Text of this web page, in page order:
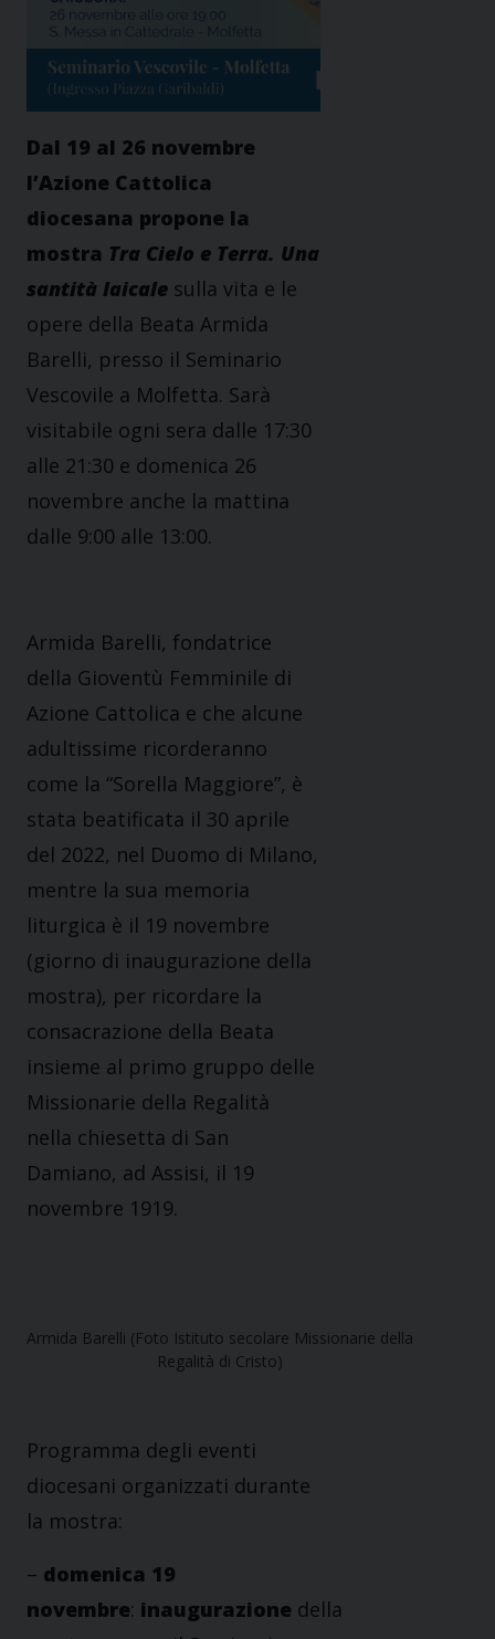
Dal 19 al 26 novembre
l’Azione Cattolica
diocesana propone la
mostra Tra Cielo e Terra. Una
santità laicale sulla vita e le
opere della Beata Armida
Barelli, presso il Seminario
Vescovile a Molfetta. Sarà
visitabile ogni sera dalle 17:30
alle 21:30 e domenica 26
novembre anche la mattina
dalle 9:00 alle 13:00.
Armida Barelli, fondatrice
della Gioventù Femminile di
Azione Cattolica e che alcune
adultissime ricorderanno
come la “Sorella Maggiore”, è
stata beatificata il 30 aprile
del 2022, nel Duomo di Milano,
mentre la sua memoria
liturgica è il 19 novembre
(giorno di inaugurazione della
mostra), per ricordare la
consacrazione della Beata
insieme al primo gruppo delle
Missionarie della Regalità
nella chiesetta di San
Damiano, ad Assisi, il 19
novembre 1919.
Armida Barelli (Foto Istituto secolare Missionarie della
Regalità di Cristo)
Programma degli eventi
diocesani organizzati durante
la mostra:
– domenica 19
novembre: inaugurazione della